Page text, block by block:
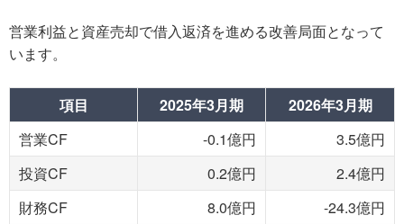
営業利益と資産売却で借入返済を進める改善局面となって
います。
項目 2025年3月期
2026年3月期
営業CF
-0.1億円
3.5億円
投資CF
0.2億円
2.4億円
財務CF
8.0億円 -24.3億円